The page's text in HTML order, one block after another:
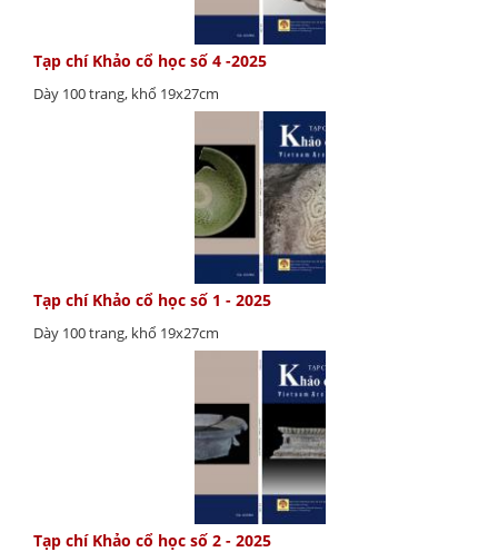
Tạp chí Khảo cổ học số 4 -2025
Dày 100 trang, khổ 19x27cm
Tạp chí Khảo cổ học số 1 - 2025
Dày 100 trang, khổ 19x27cm
Tạp chí Khảo cổ học số 2 - 2025